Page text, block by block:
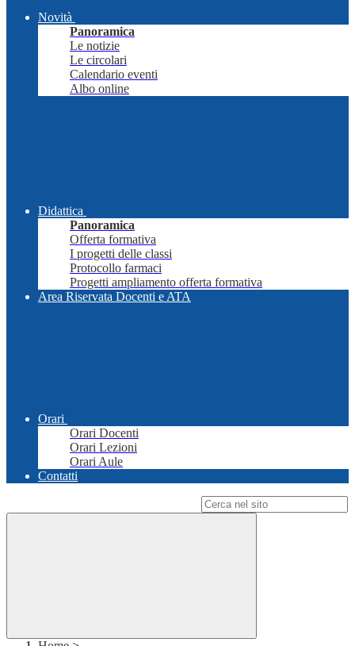
Novità
Panoramica
Le notizie
Le circolari
Calendario eventi
Albo online
Didattica
Panoramica
Offerta formativa
I progetti delle classi
Protocollo farmaci
Progetti ampliamento offerta formativa
Area Riservata Docenti e ATA
Orari
Orari Docenti
Orari Lezioni
Orari Aule
Contatti